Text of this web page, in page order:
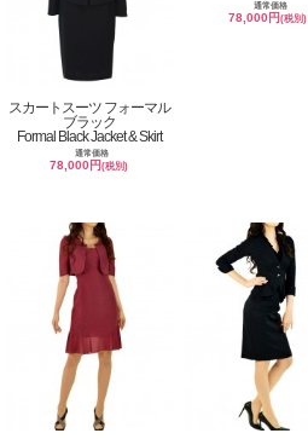
スカートスーツ フォーマル
ブラック
Formal Black Jacket & Skirt
通常価格
78,000円(税別)
通常価格
78,000円(税別)